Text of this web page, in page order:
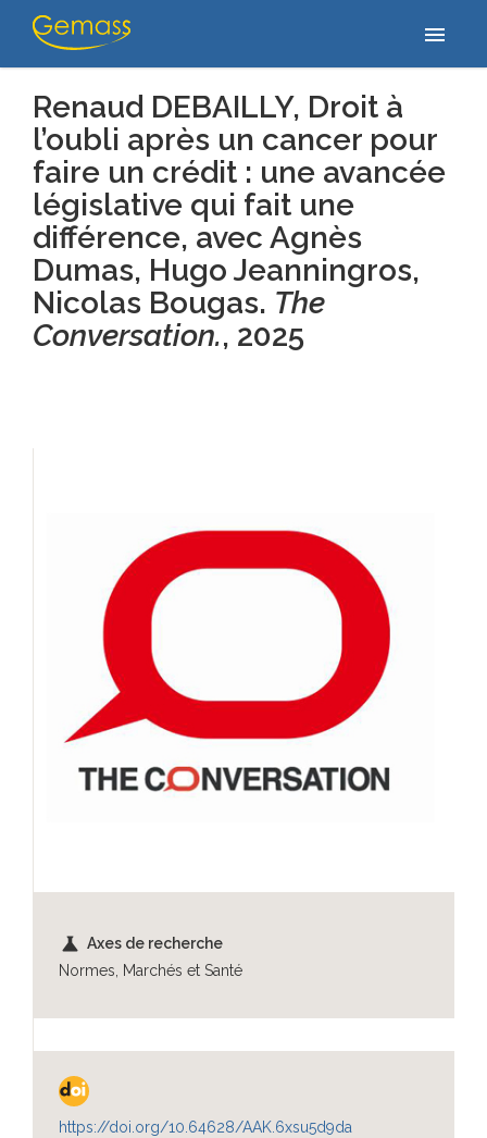
menu
Accueil/Publications
cancer pour faire un crédit : une avancée…
Renaud DEBAILLY, Droit à
l’oubli après un cancer pour
faire un crédit : une avancée
législative qui fait une
différence, avec Agnès
Dumas, Hugo Jeanningros,
Nicolas Bougas. The
Conversation., 2025
science Axes de recherche
Normes, Marchés et Santé
https://doi.org/10.64628/AAK.6xsu5d9da